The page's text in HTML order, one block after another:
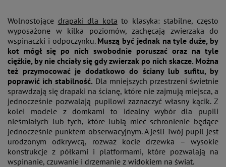
Wolnostojące drapaki dla kota to klasyka: stabilne, często
wyposażone w kilka poziomów, zachęcają zwierzaka do
wspinaczki i odpoczynku. Muszą być jednak na tyle duże, by
kot mógł się po nich swobodnie poruszać oraz na tyle
ciężkie, by nie chciały się gdy zwierzak po nich skacze. Można
też przymocować je dodatkowo do ściany lub sufitu, by
poprawić ich stabilność. Dla mniejszych przestrzeni świetnie
sprawdzają się drapaki na ścianę, które nie zajmują miejsca, a
jednocześnie pozwalają pupilowi zaznaczyć własny kącik. Z
kolei modele z domkami to idealny wybór dla pupili
nieśmiałych lub tych, które lubią mieć schronienie będące
jednocześnie punktem obserwacyjnym. A jeśli Twój pupil jest
urodzonym odkrywcą, rozważ kocie drzewka – wysokie
konstrukcje z półkami i platformami, które pozwalają na
wspinanie, czuwanie i drzemanie z widokiem na świat.